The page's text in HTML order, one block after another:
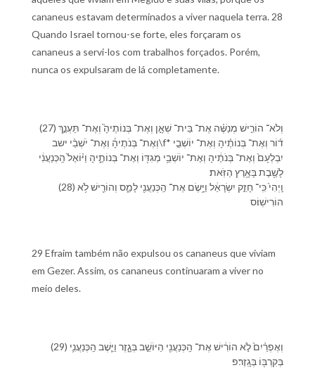
cananeus estavam determinados a viver naquela terra. 28
Quando Israel tornou-se forte, eles forçaram os
cananeus a servi-los com trabalhos forçados. Porém,
nunca os expulsaram de lá completamente.
(27) וְ⁠לֹא־ הוֹרִ֣ישׁ מְנַשֶּׁ֗ה אֶת־ בֵּית־ שְׁאָ֣ן וְ⁠אֶת־ בְּנוֹתֶי⁠הָ֮ וְ⁠אֶת־ תַּעְנַ֣ךְ
וְ⁠אֶת־ בְּנֹתֶי⁠הָ֒ וְ⁠אֶת־ יֹשְׁבֵ֨י ישב\f* ד֜וֹר וְ⁠אֶת־ בְּנוֹתֶ֗י⁠הָ וְ⁠אֶת־ יוֹשְׁבֵ֤י
יִבְלְעָם֙ וְ⁠אֶת־ בְּנֹתֶ֔י⁠הָ וְ⁠אֶת־ יוֹשְׁבֵ֥י מְגִדּ֖וֹ וְ⁠אֶת־ בְּנוֹתֶ֑י⁠הָ וַ⁠יּ֨וֹאֶל֙ הַֽ⁠כְּנַעֲנִ֔י
לָ⁠שֶׁ֖בֶת בָּ⁠אָ֥רֶץ הַ⁠זֹּֽאת׃
(28) וַֽ⁠יְהִי֙ כִּֽי־ חָזַ֣ק יִשְׂרָאֵ֔ל וַ⁠יָּ֥שֶׂם אֶת־ הַֽ⁠כְּנַעֲנִ֖י לָ⁠מַ֑ס וְ⁠הוֹרֵ֖ישׁ לֹ֥א
הוֹרִישֽׁ⁠וֹ׃ס
29 Efraim também não expulsou os cananeus que viviam
em Gezer. Assim, os cananeus continuaram a viver no
meio deles.
(29) וְ⁠אֶפְרַ֨יִם֙ לֹ֣א הוֹרִ֔ישׁ אֶת־ הַֽ⁠כְּנַעֲנִ֖י הַ⁠יּוֹשֵׁ֣ב בְּ⁠גָ֑זֶר וַ⁠יֵּ֧שֶׁב הַֽ⁠כְּנַעֲנִ֛י
בְּ⁠קִרְבּ֖⁠וֹ בְּ⁠גָֽזֶר׃פ